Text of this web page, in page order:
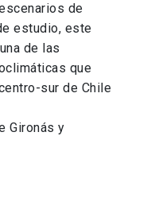
de
estudio, este
de las
que
sur de Chile
Gironás y